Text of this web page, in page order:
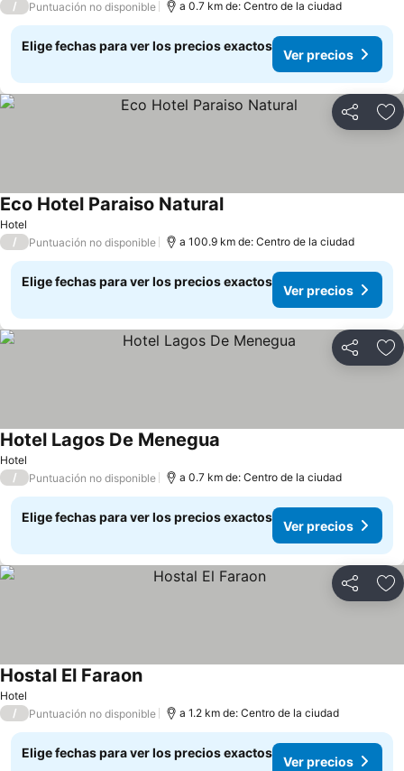
/ Puntuación no disponible a 0.7 km de: Centro de la ciudad
Elige fechas para ver los precios exactos
Ver precios
Compartir
Hotel
Eco Hotel Paraiso NaturalVer precios
/ Puntuación no disponible a 100.9 km de: Centro de la ciudad
Elige fechas para ver los precios exactos
Ver precios
Compartir
Hotel
Hotel Lagos De Menegua
/ Puntuación no disponible a 0.7 km de: Centro de la ciudad
Elige fechas para ver los precios exactos
Ver precios
Compartir
Hotel
Hostal El FaraonVer precios
/ Puntuación no disponible a 1.2 km de: Centro de la ciudad
Elige fechas para ver los precios exactos
Ver precios